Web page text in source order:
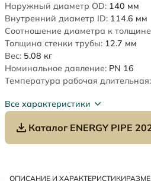
Наружный диаметр OD: 140 мм
Внутренний диаметр ID: 114.6 мм
Соотношение диаметра к
Толщина стенки трубы: 12.7 мм
Вес: 5.08 кг
Номинальное давление: PN 16
Температура рабочая длительная:
Все характеристики
Каталог ENERGY PIPE
ОПИСАНИЕ И ХАРАКТЕРИСТИКИ